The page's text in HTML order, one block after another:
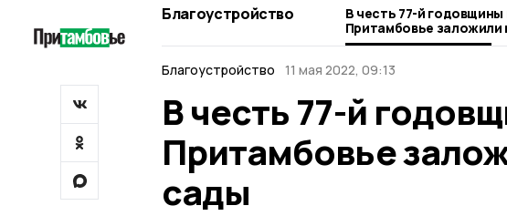
Благоустройство
В честь 77-й
Притамбовье заложили
сады
Благоустройство
11 мая 2022, 09:13
В честь 77-й
Притамбовье
сады